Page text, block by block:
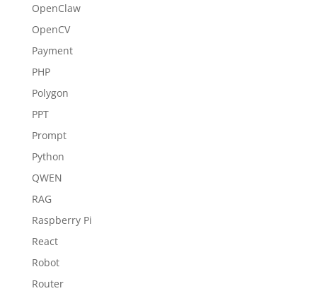
OpenClaw
OpenCV
Payment
PHP
Polygon
PPT
Prompt
Python
QWEN
RAG
Raspberry Pi
React
Robot
Router